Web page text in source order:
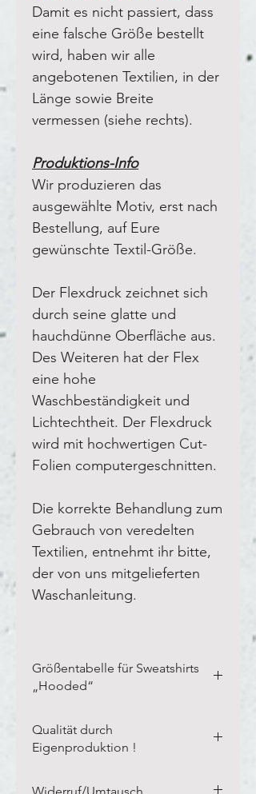
Damit es nicht passiert, dass
eine falsche Größe bestellt
wird, haben wir alle
angebotenen Textilien, in der
Länge sowie Breite
vermessen (siehe rechts).
Produktions-Info
Wir produzieren das
ausgewählte Motiv, erst nach
Bestellung, auf Eure
gewünschte Textil-Größe.
Der Flexdruck zeichnet sich
durch seine glatte und
hauchdünne Oberfläche aus.
Des Weiteren hat der Flex
eine hohe
Waschbeständigkeit und
Lichtechtheit. Der Flexdruck
wird mit hochwertigen Cut-
Folien computergeschnitten.
Die korrekte Behandlung zum
Gebrauch von veredelten
Textilien, entnehmt ihr bitte,
der von uns mitgelieferten
Waschanleitung.
Größentabelle für Sweatshirts
„Hooded“
Textilien in der Breite und Länge,
wie auf unserem Blanco-Textil
Qualität durch
Eigenproduktion !
Widerruf/Umtausch